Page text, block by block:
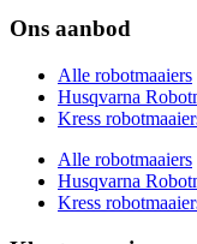
Ons aanbod
Alle robotmaaiers
Husqvarna
Kress
Alle robotmaaiers
Husqvarna
Kress